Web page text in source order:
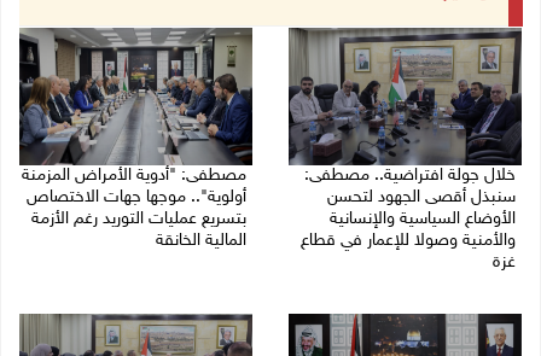
خلال جولة افتراضية.. مصطفى:
سنبذل أقصى الجهود لتحسن
الأوضاع السياسية والإنسانية
والأمنية وصولا للإعمار في قطاع
غزة
مصطفى: "أدوية الأمراض المزمنة
أولوية".. موجها جهات الاختصاص
بتسريع عمليات التوريد رغم الأزمة
المالية الخانقة